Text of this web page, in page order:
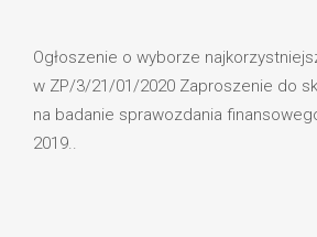
Ogłoszenie o wyborze
w ZP/3/21/01/2020 Zaproszenie do
na badanie sprawozdania
2019..